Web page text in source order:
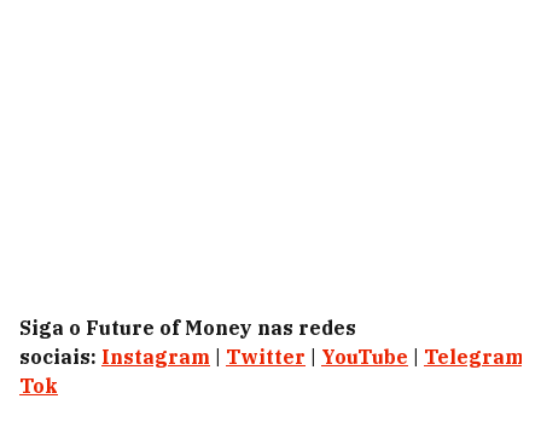
Siga o Future of Money nas redes
sociais: Instagram Twitter YouTube Telegram
Tok